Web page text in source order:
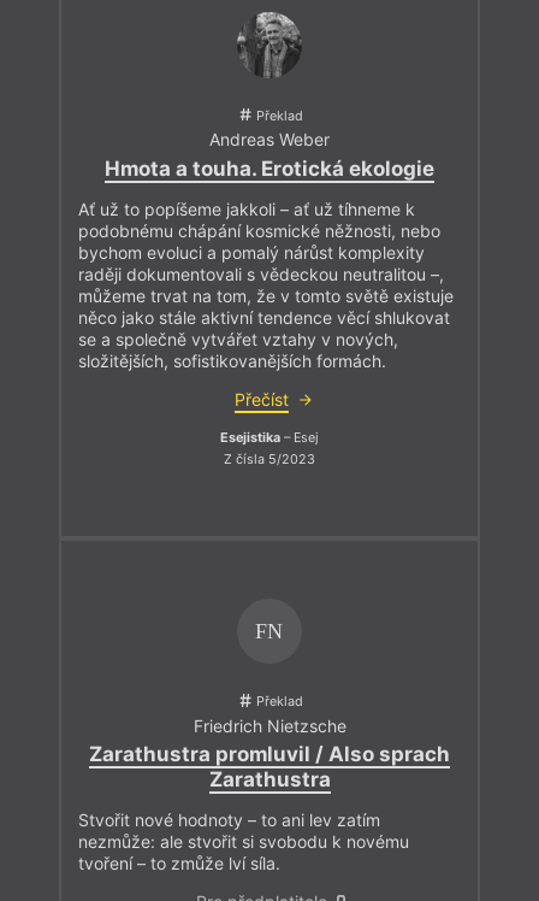
Překlad
Andreas Weber
Hmota a touha. Erotická ekologie
Ať už to popíšeme jakkoli – ať už tíhneme k
podobnému chápání kosmické něžnosti, nebo
bychom evoluci a pomalý nárůst komplexity
raději dokumentovali s vědeckou neutralitou –,
můžeme trvat na tom, že v tomto světě existuje
něco jako stále aktivní tendence věcí shlukovat
se a společně vytvářet vztahy v nových,
složitějších, sofistikovanějších formách.
Přečíst
Esejistika – Esej
Z čísla 5/2023
FN
Překlad
Friedrich Nietzsche
Zarathustra promluvil / Also sprach
Zarathustra
Stvořit nové hodnoty – to ani lev zatím
nezmůže: ale stvořit si svobodu k novému
tvoření – to zmůže lví síla.